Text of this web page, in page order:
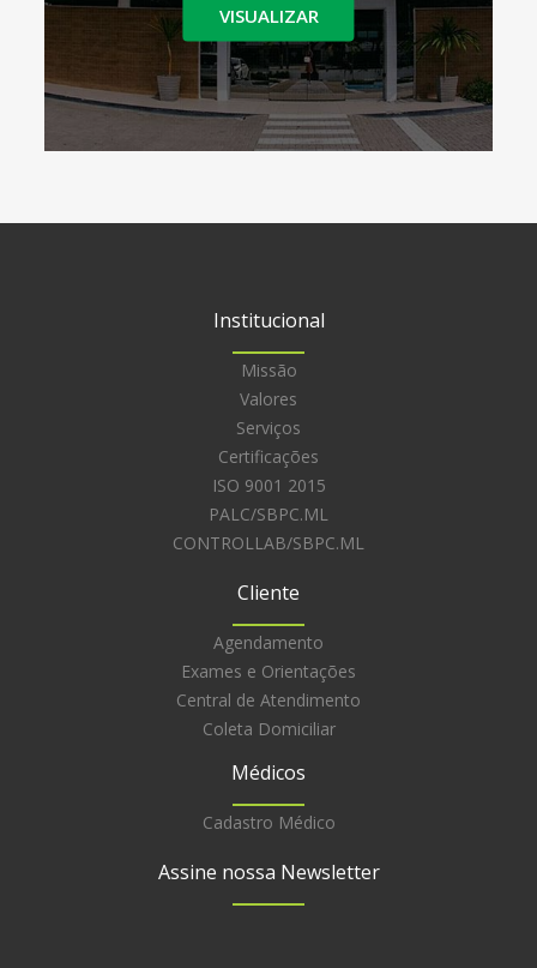
VISUALIZAR
Institucional
Missão
Valores
Serviços
Certificações
ISO 9001 2015
PALC/SBPC.ML
CONTROLLAB/SBPC.ML
Cliente
Agendamento
Exames e Orientações
Central de Atendimento
Coleta Domiciliar
Médicos
Cadastro Médico
Assine nossa Newsletter